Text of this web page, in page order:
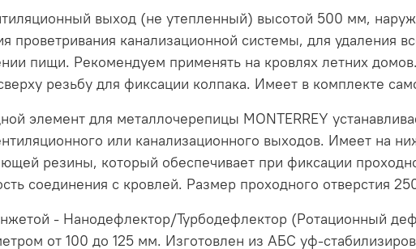
выход (не утепленный) высотой 500 мм,
проветривания канализационной системы, для удаления
пищи. Рекомендуем применять на кровлях летних
резьбу для фиксации колпака. Имеет в комплекте
элемент для металлочерепицы MONTERREY
или канализационного выходов. Имеет на
резины, который обеспечивает при фиксации
соединения с кровлей. Размер проходного отверстия
- Нанодефлектор/Турбодефлектор (Ротационный
от 100 до 125 мм. Изготовлен из АБС уф-